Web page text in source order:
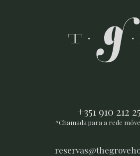
+351 910 212
*Chamada para a rede